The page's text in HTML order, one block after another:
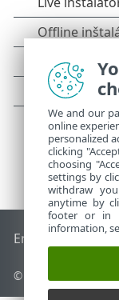
End of Life
© 1992 - 2026
We and our
online
personalized
clicking
choosing
settings by
withdraw
anytime by
footer or in
information,